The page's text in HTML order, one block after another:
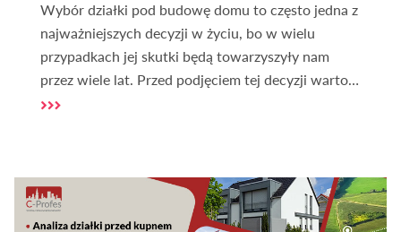
Wybór działki pod budowę domu to często jedna z
najważniejszych decyzji w życiu, bo w wielu
przypadkach jej skutki będą towarzyszyły nam
przez wiele lat. Przed podjęciem tej decyzji warto
jednak zweryfikować położenie działki, m.in. pod
zagrożenie trzeba mieć na uwadze.